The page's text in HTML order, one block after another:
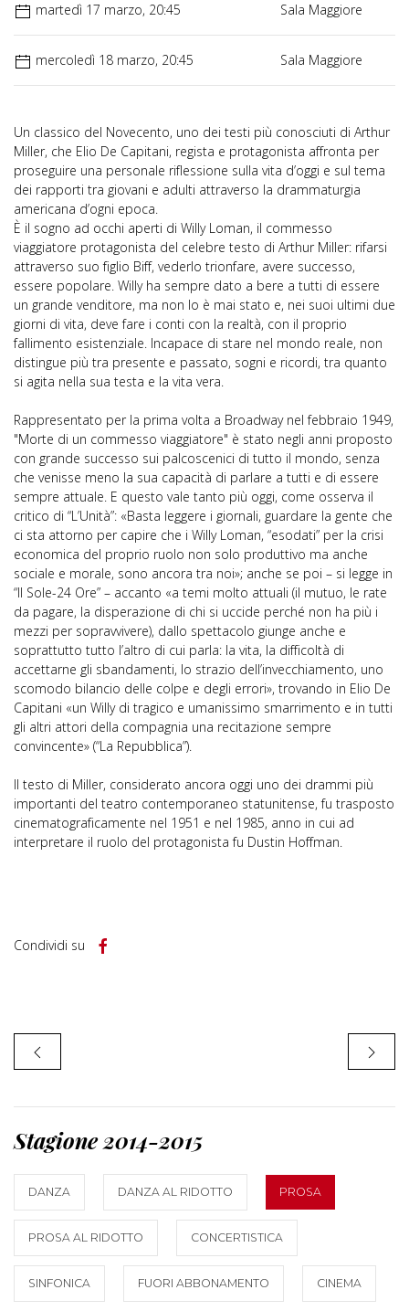
martedì 17 marzo, 20:45 Sala Maggiore
mercoledì 18 marzo, 20:45 Sala Maggiore
Un classico del Novecento, uno dei testi più conosciuti di Arthur
Miller, che Elio De Capitani, regista e protagonista affronta per
proseguire una personale riflessione sulla vita d’oggi e sul tema
dei rapporti tra giovani e adulti attraverso la drammaturgia
americana d’ogni epoca.
È il sogno ad occhi aperti di Willy Loman, il commesso
viaggiatore protagonista del celebre testo di Arthur Miller: rifarsi
attraverso suo figlio Biff, vederlo trionfare, avere successo,
essere popolare. Willy ha sempre dato a bere a tutti di essere
un grande venditore, ma non lo è mai stato e, nei suoi ultimi due
giorni di vita, deve fare i conti con la realtà, con il proprio
fallimento esistenziale. Incapace di stare nel mondo reale, non
distingue più tra presente e passato, sogni e ricordi, tra quanto
si agita nella sua testa e la vita vera.
Rappresentato per la prima volta a Broadway nel febbraio 1949,
"Morte di un commesso viaggiatore" è stato negli anni proposto
con grande successo sui palcoscenici di tutto il mondo, senza
che venisse meno la sua capacità di parlare a tutti e di essere
sempre attuale. E questo vale tanto più oggi, come osserva il
critico di “L’Unità”: «Basta leggere i giornali, guardare la gente che
ci sta attorno per capire che i Willy Loman, “esodati” per la crisi
economica del proprio ruolo non solo produttivo ma anche
sociale e morale, sono ancora tra noi»; anche se poi – si legge in
“Il Sole-24 Ore” – accanto «a temi molto attuali (il mutuo, le rate
da pagare, la disperazione di chi si uccide perché non ha più i
mezzi per sopravvivere), dallo spettacolo giunge anche e
soprattutto tutto l’altro di cui parla: la vita, la difficoltà di
accettarne gli sbandamenti, lo strazio dell’invecchiamento, uno
scomodo bilancio delle colpe e degli errori», trovando in Elio De
Capitani «un Willy di tragico e umanissimo smarrimento e in tutti
gli altri attori della compagnia una recitazione sempre
convincente» (“La Repubblica”).
Il testo di Miller, considerato ancora oggi uno dei drammi più
importanti del teatro contemporaneo statunitense, fu trasposto
cinematograficamente nel 1951 e nel 1985, anno in cui ad
interpretare il ruolo del protagonista fu Dustin Hoffman.
Condividi su
Stagione 2014-2015
DANZA DANZA AL RIDOTTO PROSA
PROSA AL RIDOTTO CONCERTISTICA
SINFONICA FUORI ABBONAMENTO CINEMA